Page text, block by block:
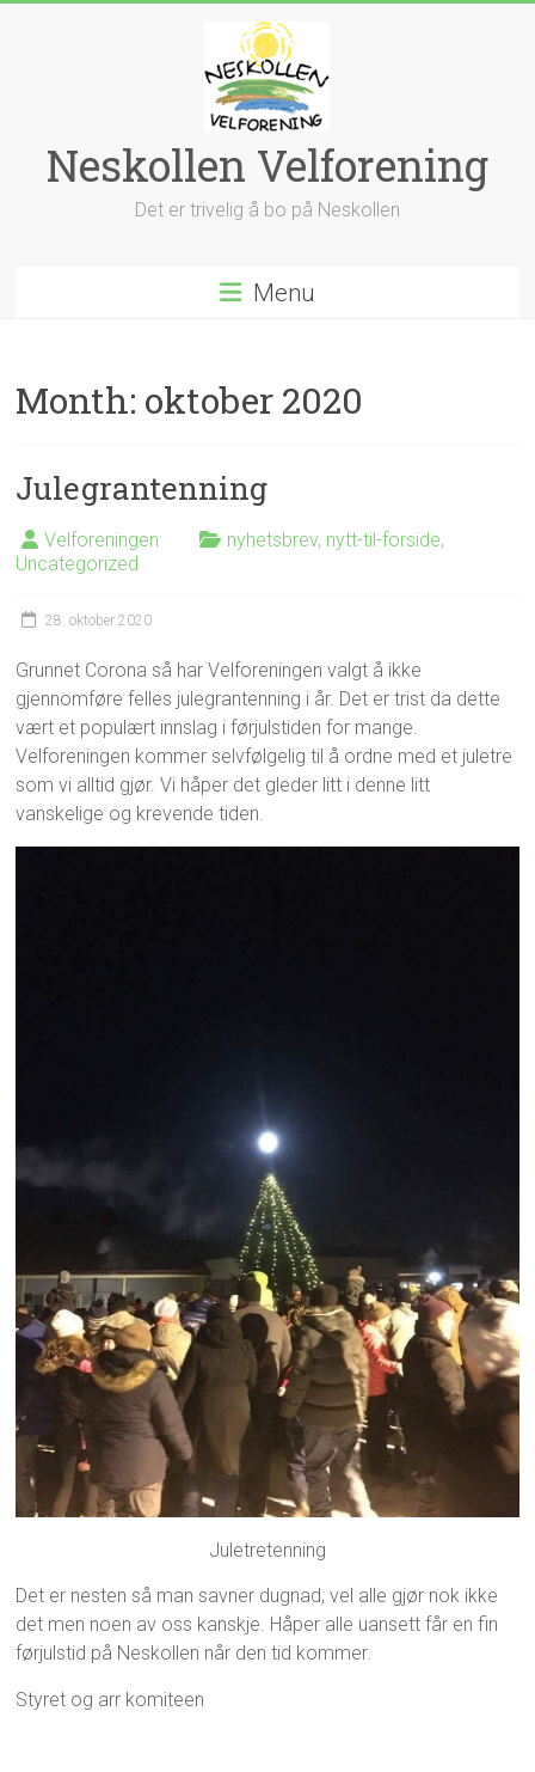
Neskollen Velforening
Det er trivelig å bo på Neskollen
Menu
Month: oktober 2020
Julegrantenning
Velforeningen nyhetsbrev, nytt-til-forside,
Uncategorized
28. oktober 2020
Grunnet Corona så har Velforeningen valgt å ikke
gjennomføre felles julegrantenning i år. Det er trist da dette
vært et populært innslag i førjulstiden for mange.
Velforeningen kommer selvfølgelig til å ordne med et juletre
som vi alltid gjør. Vi håper det gleder litt i denne litt
vanskelige og krevende tiden.
Juletretenning
Det er nesten så man savner dugnad, vel alle gjør nok ikke
det men noen av oss kanskje. Håper alle uansett får en fin
førjulstid på Neskollen når den tid kommer.
Styret og arr komiteen